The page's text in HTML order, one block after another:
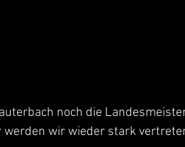
noch die
wir wieder stark